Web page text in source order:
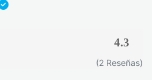
4.3
(2 Reseñas)